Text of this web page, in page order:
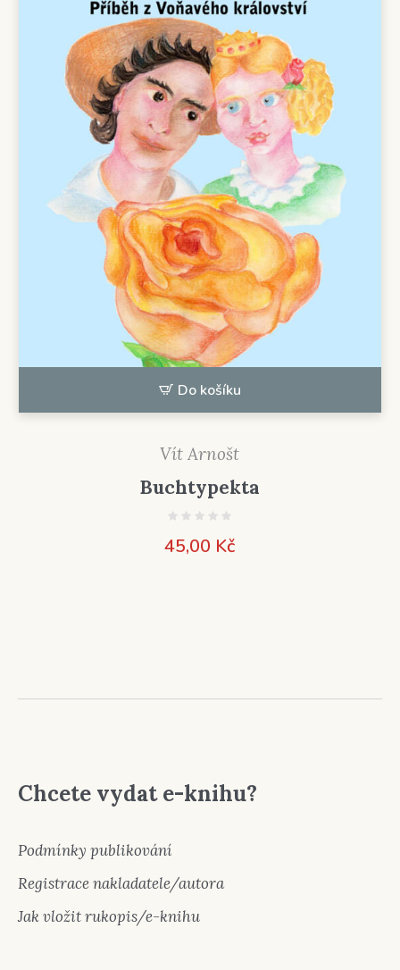
Do košíku
Vít Arnošt
Buchtypekta
45,00 Kč
Chcete vydat e-knihu?
Podmínky publikování
Registrace nakladatele/autora
Jak vložit rukopis/e-knihu